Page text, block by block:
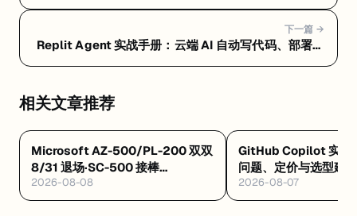
下一篇 →
Replit Agent 实战手册：云端 AI 自动写代码、部署一
相关文章推荐
Microsoft AZ-500/PL-200 双双
8/31 退场·SC-500 接棒
·Databricks GenAI 工程认证解析
·Google GEAR 免费 AI 课
2026-08-08
GitHub Copilot 实战
问题、定价与选型建议
2026-08-07